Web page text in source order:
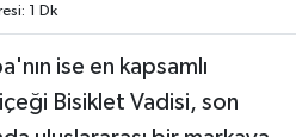
1 Dk
ise en kapsamlı
Bisiklet Vadisi, son